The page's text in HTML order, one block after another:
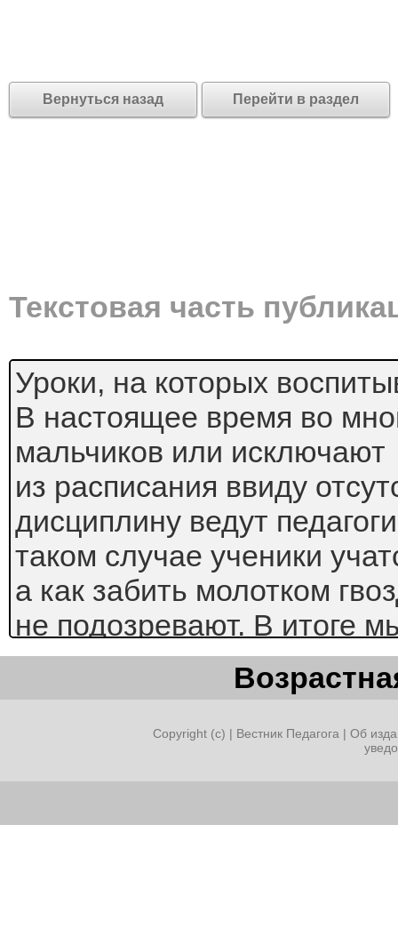
Вернуться назад Перейти в раздел
Текстовая часть
Уроки, на которых
В настоящее время во
мальчиков или исключают
из расписания ввиду
дисциплину ведут
таком случае ученики
а как забить молотком
не подозревают. В итоге
поколения парней, не
руках мужской
элементарные
доме, и такие же
Это к чему я веду? Я
Copyright (c) | Вестник Педагога | Об